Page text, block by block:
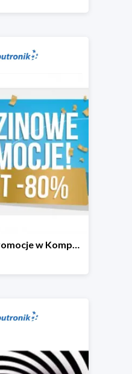
Urodzinowe promocje w Komputronik do -80%